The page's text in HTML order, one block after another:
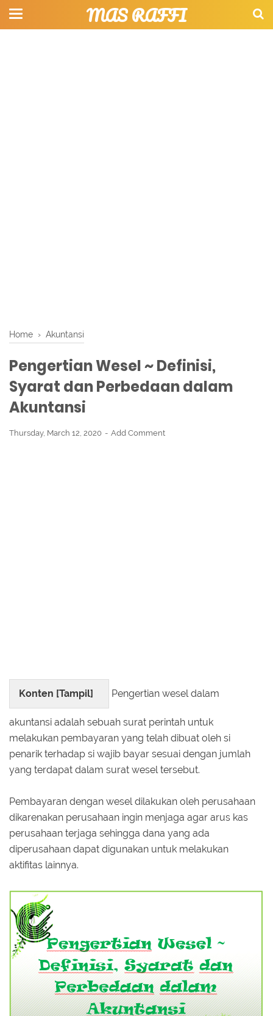
MAS RAFFI
Home › Akuntansi
Pengertian Wesel ~ Definisi,
Syarat dan Perbedaan dalam
Akuntansi
Thursday, March 12, 2020 Add Comment
Konten [Tampil] Pengertian wesel dalam
akuntansi adalah sebuah surat perintah untuk
melakukan pembayaran yang telah dibuat oleh si
penarik terhadap si wajib bayar sesuai dengan jumlah
yang terdapat dalam surat wesel tersebut.
Pembayaran dengan wesel dilakukan oleh perusahaan
dikarenakan perusahaan ingin menjaga agar arus kas
perusahaan terjaga sehingga dana yang ada
diperusahaan dapat digunakan untuk melakukan
aktifitas lainnya.